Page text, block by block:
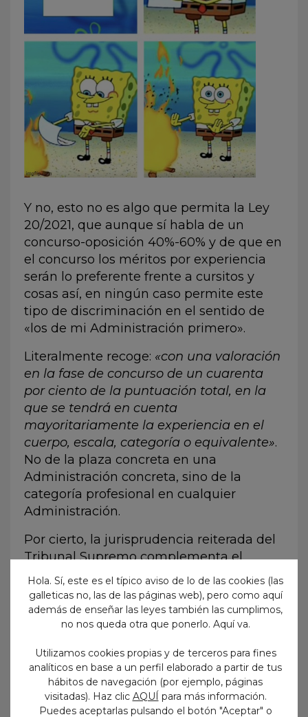
Y no, esto no es algo que permita la Ley
20/2021, que aunque sí habla de un
concurso-oposición 40%-60% y de que en
el concurso los méritos por experiencia
serán lo preferente frente a cursitos y
cosas así, en ningún caso permite este
tipo de discriminación en el sentido de
«los de mi Administración primero».
Literalmente recoge: «con una valoración
en la fase de concurso de un cuarenta
por ciento de la puntuación total, en la
que se tendrá en cuenta
mayoritariamente la experiencia en el
cuerpo, escala, categoría o equivalente».
No de la plaza concreta en una
Administración concreta, sino de la
categoría profesional en cualquier
Administración.
Por cierto, la jurisprudencia reiterada del
Tribunal Supremo complementa el
ordenamiento jurídico y es por lo tanto
vinculante para todos los juzgados y
Tribunales de España. Esto no lo dice un
Juzgado de lo Contencioso-
preparador de oposiciones, lo ha dicho y
repetido el Tribunal Supremo.
Pero aún iré más allá, tamaña
Hola. Sí, este es el típico aviso de lo de las cookies (las
galleticas no, las de las páginas web), pero como aquí
además de enseñar las leyes también las cumplimos,
no nos queda otra que ponerlo. Aquí va.
Utilizamos cookies propias y de terceros para fines
analíticos en base a un perfil elaborado a partir de tus
hábitos de navegación (por ejemplo, páginas
visitadas). Haz clic AQUÍ para más información.
Puedes aceptarlas pulsando el botón "Aceptar" o